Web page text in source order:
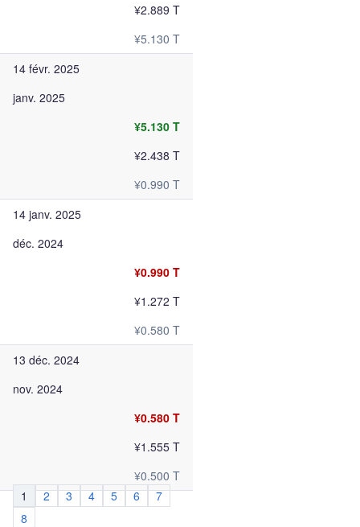
¥2.889 T
¥5.130 T
14 févr. 2025
janv. 2025
¥5.130 T
¥2.438 T
¥0.990 T
14 janv. 2025
déc. 2024
¥0.990 T
¥1.272 T
¥0.580 T
13 déc. 2024
nov. 2024
¥0.580 T
¥1.555 T
¥0.500 T
1
2 3 4 5 6
7
8